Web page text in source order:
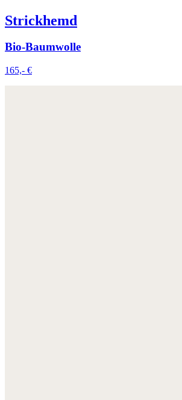
Strickhemd
Bio-Baumwolle
165,- €